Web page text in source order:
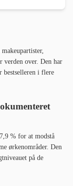
verden over. Den har
bestselleren i flere
% for at modstå
ørkenområder. Den
på de